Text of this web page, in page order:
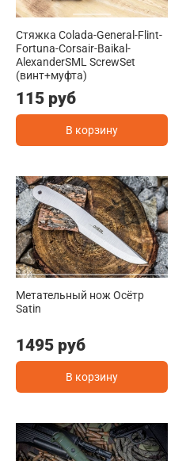
Стяжка Colada-General-Flint-
Fortuna-Corsair-Baikal-
AlexanderSML ScrewSet
(винт+муфта)
115 руб
В корзину
Метательный нож Осётр
Satin
1495 руб
В корзину